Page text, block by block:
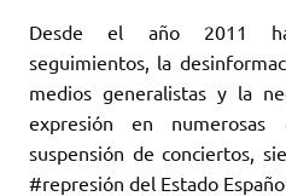
Desde el año 2011
seguimientos, la
medios generalistas y la
expresión en
suspensión de conciertos,
#represión del Estado